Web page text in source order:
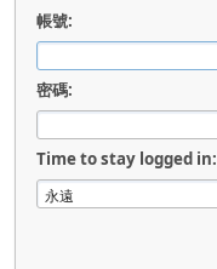
帳號:
密碼:
Time to stay logged in: